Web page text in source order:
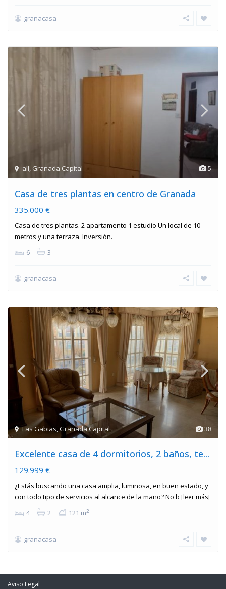
granacasa
5
all, Granada Capital
Casa de tres plantas en centro de Granada
335.000 €
Casa de tres plantas. 2 apartamento 1 estudio Un local de 10
metros y una terraza. Inversión.
6
3
granacasa
38
Las Gabias,Granada Capital
Excelente casa de 4 dormitorios, 2 baños, te...
129.999 €
¿Estás buscando una casa amplia, luminosa, en buen estado, y
con todo tipo de servicios al alcance de la mano? No b [leer más]
4 2 121 m2
granacasa
Aviso Legal